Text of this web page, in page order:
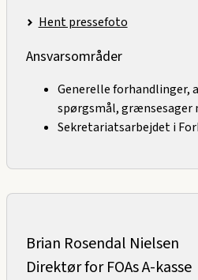
Hent pressefoto
Ansvarsområder
Generelle forhandlinger,
spørgsmål, grænsesager
Sekretariatsarbejdet i
Brian Rosendal Nielsen
Direktør for FOAs A-kasse